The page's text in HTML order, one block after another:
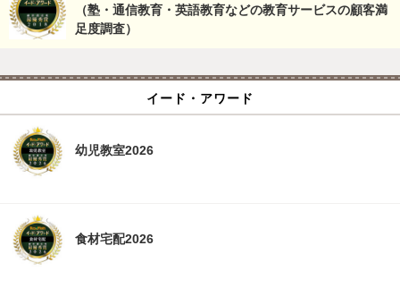
（塾・通信教育・英語教育などの教育サービスの顧客満
足度調査）
イード・アワード
幼児教室2026
食材宅配2026